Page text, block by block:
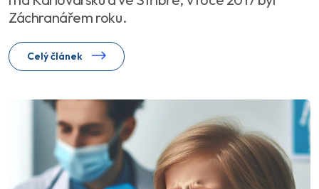
Záchranářem roku.
Celý článek